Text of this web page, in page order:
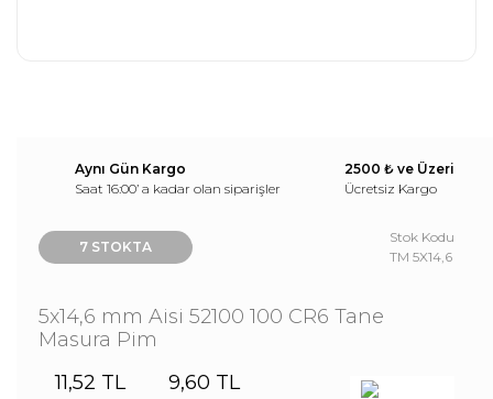
Aynı Gün Kargo
Saat 16:00’ a kadar olan siparişler
2500 ₺ ve Üzeri
Ücretsiz Kargo
7 STOKTA
Stok Kodu
TM 5X14,6
5x14,6 mm Aisi 52100 100 CR6 Tane
Masura Pim
11,52 TL
9,60 TL